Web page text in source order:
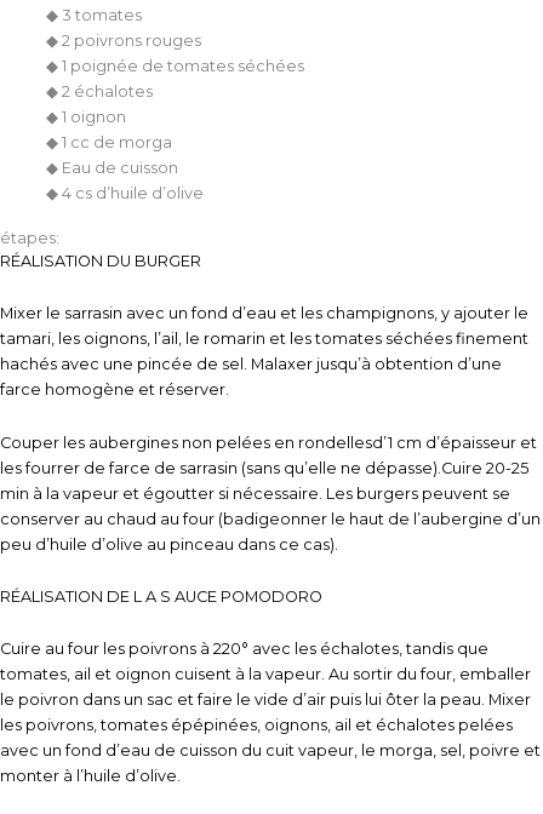
◆ 3 tomates
◆ 2 poivrons rouges
◆ 1 poignée de tomates séchées
◆ 2 échalotes
◆ 1 oignon
◆ 1 cc de morga
◆ Eau de cuisson
◆ 4 cs d’huile d’olive
étapes:
RÉALISATION DU BURGER
Mixer le sarrasin avec un fond d’eau et les champignons, y ajouter le
tamari, les oignons, l’ail, le romarin et les tomates séchées finement
hachés avec une pincée de sel. Malaxer jusqu’à obtention d’une
farce homogène et réserver.
Couper les aubergines non pelées en rondellesd’1 cm d’épaisseur et
les fourrer de farce de sarrasin (sans qu’elle ne dépasse).Cuire 20-25
min à la vapeur et égoutter si nécessaire. Les burgers peuvent se
conserver au chaud au four (badigeonner le haut de l’aubergine d’un
peu d’huile d’olive au pinceau dans ce cas).
RÉALISATION DE L A S AUCE POMODORO
Cuire au four les poivrons à 220° avec les échalotes, tandis que
tomates, ail et oignon cuisent à la vapeur. Au sortir du four, emballer
le poivron dans un sac et faire le vide d’air puis lui ôter la peau. Mixer
les poivrons, tomates épépinées, oignons, ail et échalotes pelées
avec un fond d’eau de cuisson du cuit vapeur, le morga, sel, poivre et
monter à l’huile d’olive.